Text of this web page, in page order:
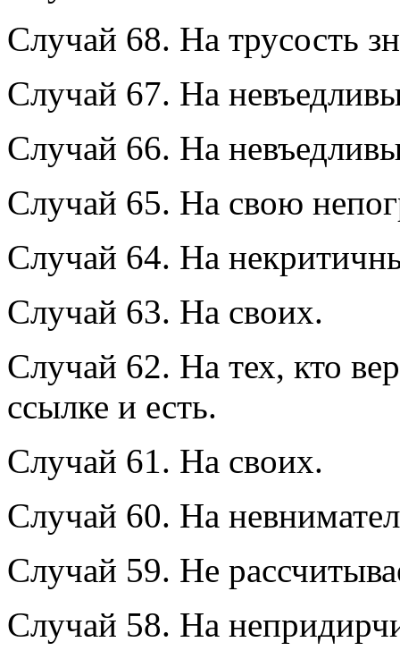
Случай 68. На трусость
Случай 67. На
Случай 66. На
Случай 65. На свою
Случай 64. На
Случай 63. На своих.
Случай 62. На тех, кто
ссылке и есть.
Случай 61. На своих.
Случай 60. На
Случай 59. Не
Случай 58. На